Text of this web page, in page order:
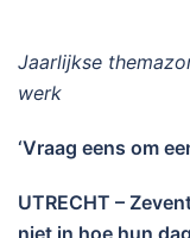
Jaarlijkse
werk
‘Vraag eens om
UTRECHT –
niet in hoe hun